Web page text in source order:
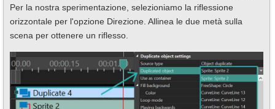
Per la nostra sperimentazione, selezioniamo la riflessione
orizzontale per l'opzione Direzione. Allinea le due metà sulla
scena per ottenere un riflesso.